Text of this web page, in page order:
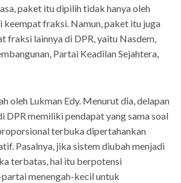
paket itu dipilih tidak hanya oleh
keempat fraksi. Namun, paket itu juga
fraksi lainnya di DPR, yaitu Nasdem,
Partai Keadilan Sejahtera,
oleh Lukman Edy. Menurut dia, delapan
DPR memiliki pendapat yang sama soal
terbuka dipertahankan
Pasalnya, jika sistem diubah menjadi
terbatas, hal itu berpotensi
menengah-kecil untuk